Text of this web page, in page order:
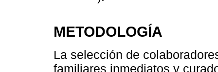
METODOLOGÍA
La selección de
familiares inmediatos y